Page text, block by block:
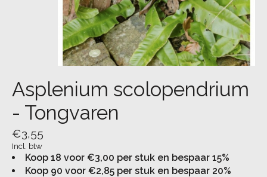
Asplenium scolopendrium
- Tongvaren
€3,55
Incl. btw
Koop 18 voor €3,00 per stuk en bespaar 15%
Koop 90 voor €2,85 per stuk en bespaar 20%